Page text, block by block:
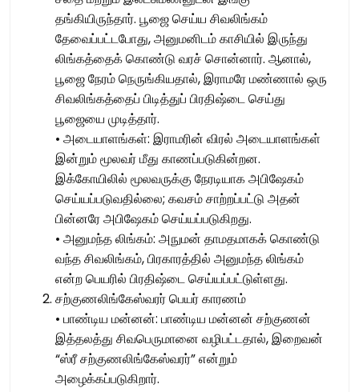
தங்கியிருந்தார். பூஜை செய்ய சிவலிங்கம்
தேவைப்பட்டபோது, அனுமனிடம் காசியில் இருந்து
லிங்கத்தைக் கொண்டு வரச் சொன்னார். ஆனால்,
பூஜை நேரம் நெருங்கியதால், இராமரே மண்ணால் ஒரு
சிவலிங்கத்தைப் பிடித்துப் பிரதிஷ்டை செய்து
பூஜையை முடித்தார்.
• அடையாளங்கள்: இராமரின் விரல் அடையாளங்கள்
இன்றும் மூலவர் மீது காணப்படுகின்றன.
இக்கோயிலில் மூலவருக்கு நேரடியாக அபிஷேகம்
செய்யப்படுவதில்லை; கவசம் சாற்றப்பட்டு அதன்
பின்னரே அபிஷேகம் செய்யப்படுகிறது.
• அனுமந்த லிங்கம்: அநுமன் தாமதமாகக் கொண்டு
வந்த சிவலிங்கம், பிரகாரத்தில் அனுமந்த லிங்கம்
என்ற பெயரில் பிரதிஷ்டை செய்யப்பட்டுள்ளது.
சற்குணலிங்கேஸ்வரர் பெயர் காரணம்
• பாண்டிய மன்னன்: பாண்டிய மன்னன் சற்குணன்
இத்தலத்து சிவபெருமானை வழிபட்டதால், இறைவன்
“ஸ்ரீ சற்குணலிங்கேஸ்வரர்” என்றும்
அழைக்கப்படுகிறார்.